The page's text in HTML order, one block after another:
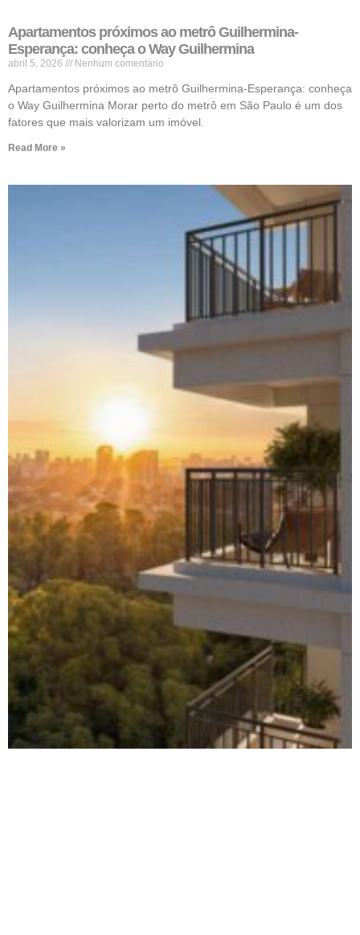
Apartamentos próximos ao metrô Guilhermina-
Esperança: conheça o Way Guilhermina
abril 5, 2026 Nenhum comentário
Apartamentos próximos ao metrô Guilhermina-Esperança: conheça
o Way Guilhermina Morar perto do metrô em São Paulo é um dos
fatores que mais valorizam um imóvel.
Read More »